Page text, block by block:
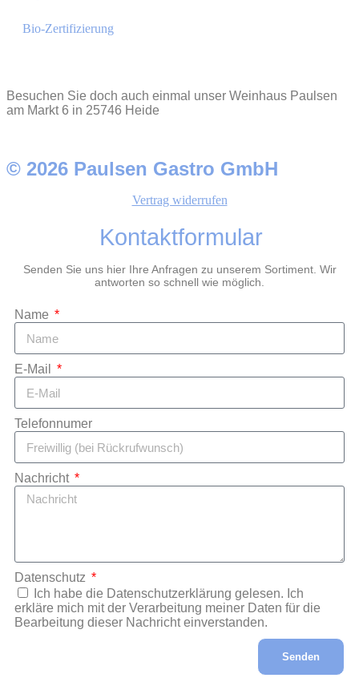
Bio-Zertifizierung
Besuchen Sie doch auch einmal unser Weinhaus Paulsen
am Markt 6 in 25746 Heide
© 2026 Paulsen Gastro GmbH
Vertrag widerrufen
Kontaktformular
Senden Sie uns hier Ihre Anfragen zu unserem Sortiment. Wir
antworten so schnell wie möglich.
Name
E-Mail
Telefonnumer
Nachricht
Datenschutz
Ich habe die Datenschutzerklärung gelesen. Ich
erkläre mich mit der Verarbeitung meiner Daten für die
Bearbeitung dieser Nachricht einverstanden.
Senden